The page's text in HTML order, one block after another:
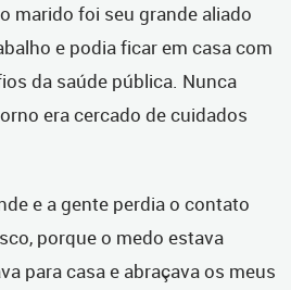
marido foi seu grande aliado
e podia ficar em casa com
da saúde pública. Nunca
era cercado de cuidados
e a gente perdia o contato
porque o medo estava
para casa e abraçava os meus